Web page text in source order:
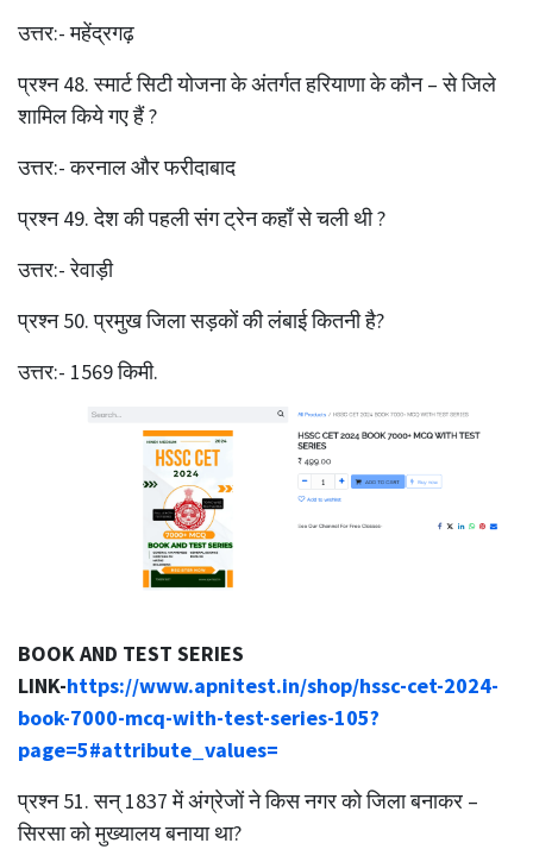
उत्तर:- महेंद्रगढ़
प्रश्‍न 48. स्मार्ट सिटी योजना के अंतर्गत हरियाणा के कौन – से जिले
शामिल किये गए हैं ?
उत्तर:- करनाल और फरीदाबाद
प्रश्‍न 49. देश की पहली संग ट्रेन कहाँ से चली थी ?
उत्तर:- रेवाड़ी
प्रश्‍न 50. प्रमुख जिला सड़कों की लंबाई कितनी है?
उत्तर:- 1569 किमी.
BOOK AND TEST SERIES
LINK-https://www.apnitest.in/shop/hssc-cet-2024-
book-7000-mcq-with-test-series-105?
page=5#attribute_values=
प्रश्‍न 51. सन् 1837 में अंग्रेजों ने किस नगर को जिला बनाकर –
सिरसा को मुख्यालय बनाया था?